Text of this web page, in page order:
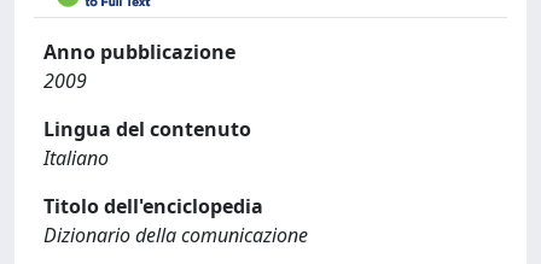
Anno pubblicazione
2009
Lingua del contenuto
Italiano
Titolo dell'enciclopedia
Dizionario della comunicazione